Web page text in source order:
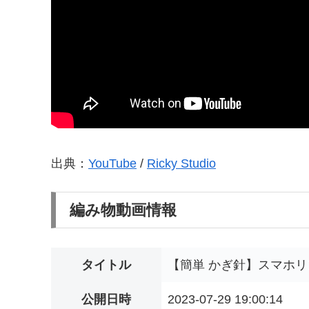
出典： YouTube / Ricky Studio
編み物動画情報
タイトル 【簡単 かぎ針】スマホ
公開日時 2023-07-29 19:00:14